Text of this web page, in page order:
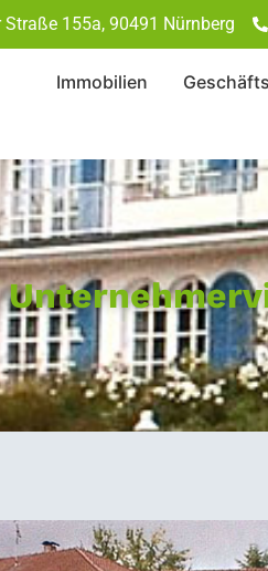
155a, 90491 Nürnberg
Immobilien